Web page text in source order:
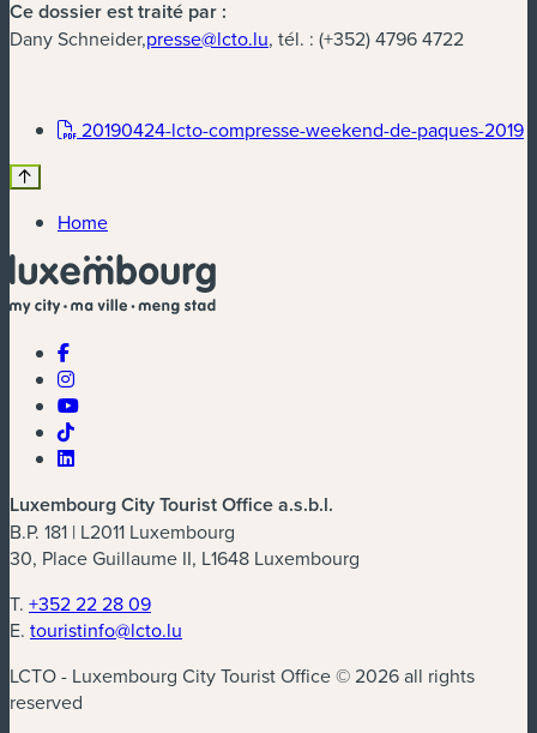
Ce dossier est traité par :
Dany Schneider,presse@lcto.lu, tél. : (+352) 4796 4722
20190424-lcto-compresse-weekend-de-paques-2019
Home
Luxembourg City Tourist Office a.s.b.l.
B.P. 181 | L2011 Luxembourg
30, Place Guillaume II, L1648 Luxembourg
T. +352 22 28 09
E. touristinfo@lcto.lu
LCTO - Luxembourg City Tourist Office © 2026 all rights
reserved